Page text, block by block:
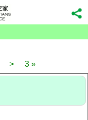
> 3 »